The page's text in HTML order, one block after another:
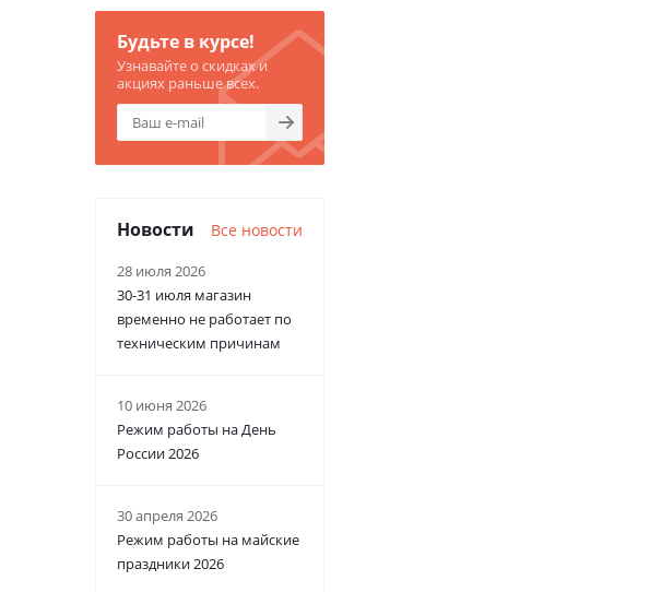
Будьте в курсе!
Узнавайте о скидках и
акциях раньше всех.
Новости Все новости
28 июля 2026
30-31 июля магазин
временно не работает по
техническим причинам
10 июня 2026
Режим работы на День
России 2026
30 апреля 2026
Режим работы на майские
праздники 2026